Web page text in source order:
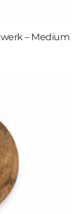
– Medium